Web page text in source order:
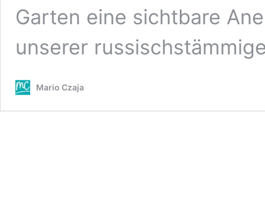
Garten eine sichtbare
unserer
Mario Czaja